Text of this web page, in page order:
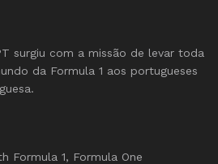
surgiu com a missão de levar toda
da Formula 1 aos portugueses
Formula 1, Formula One